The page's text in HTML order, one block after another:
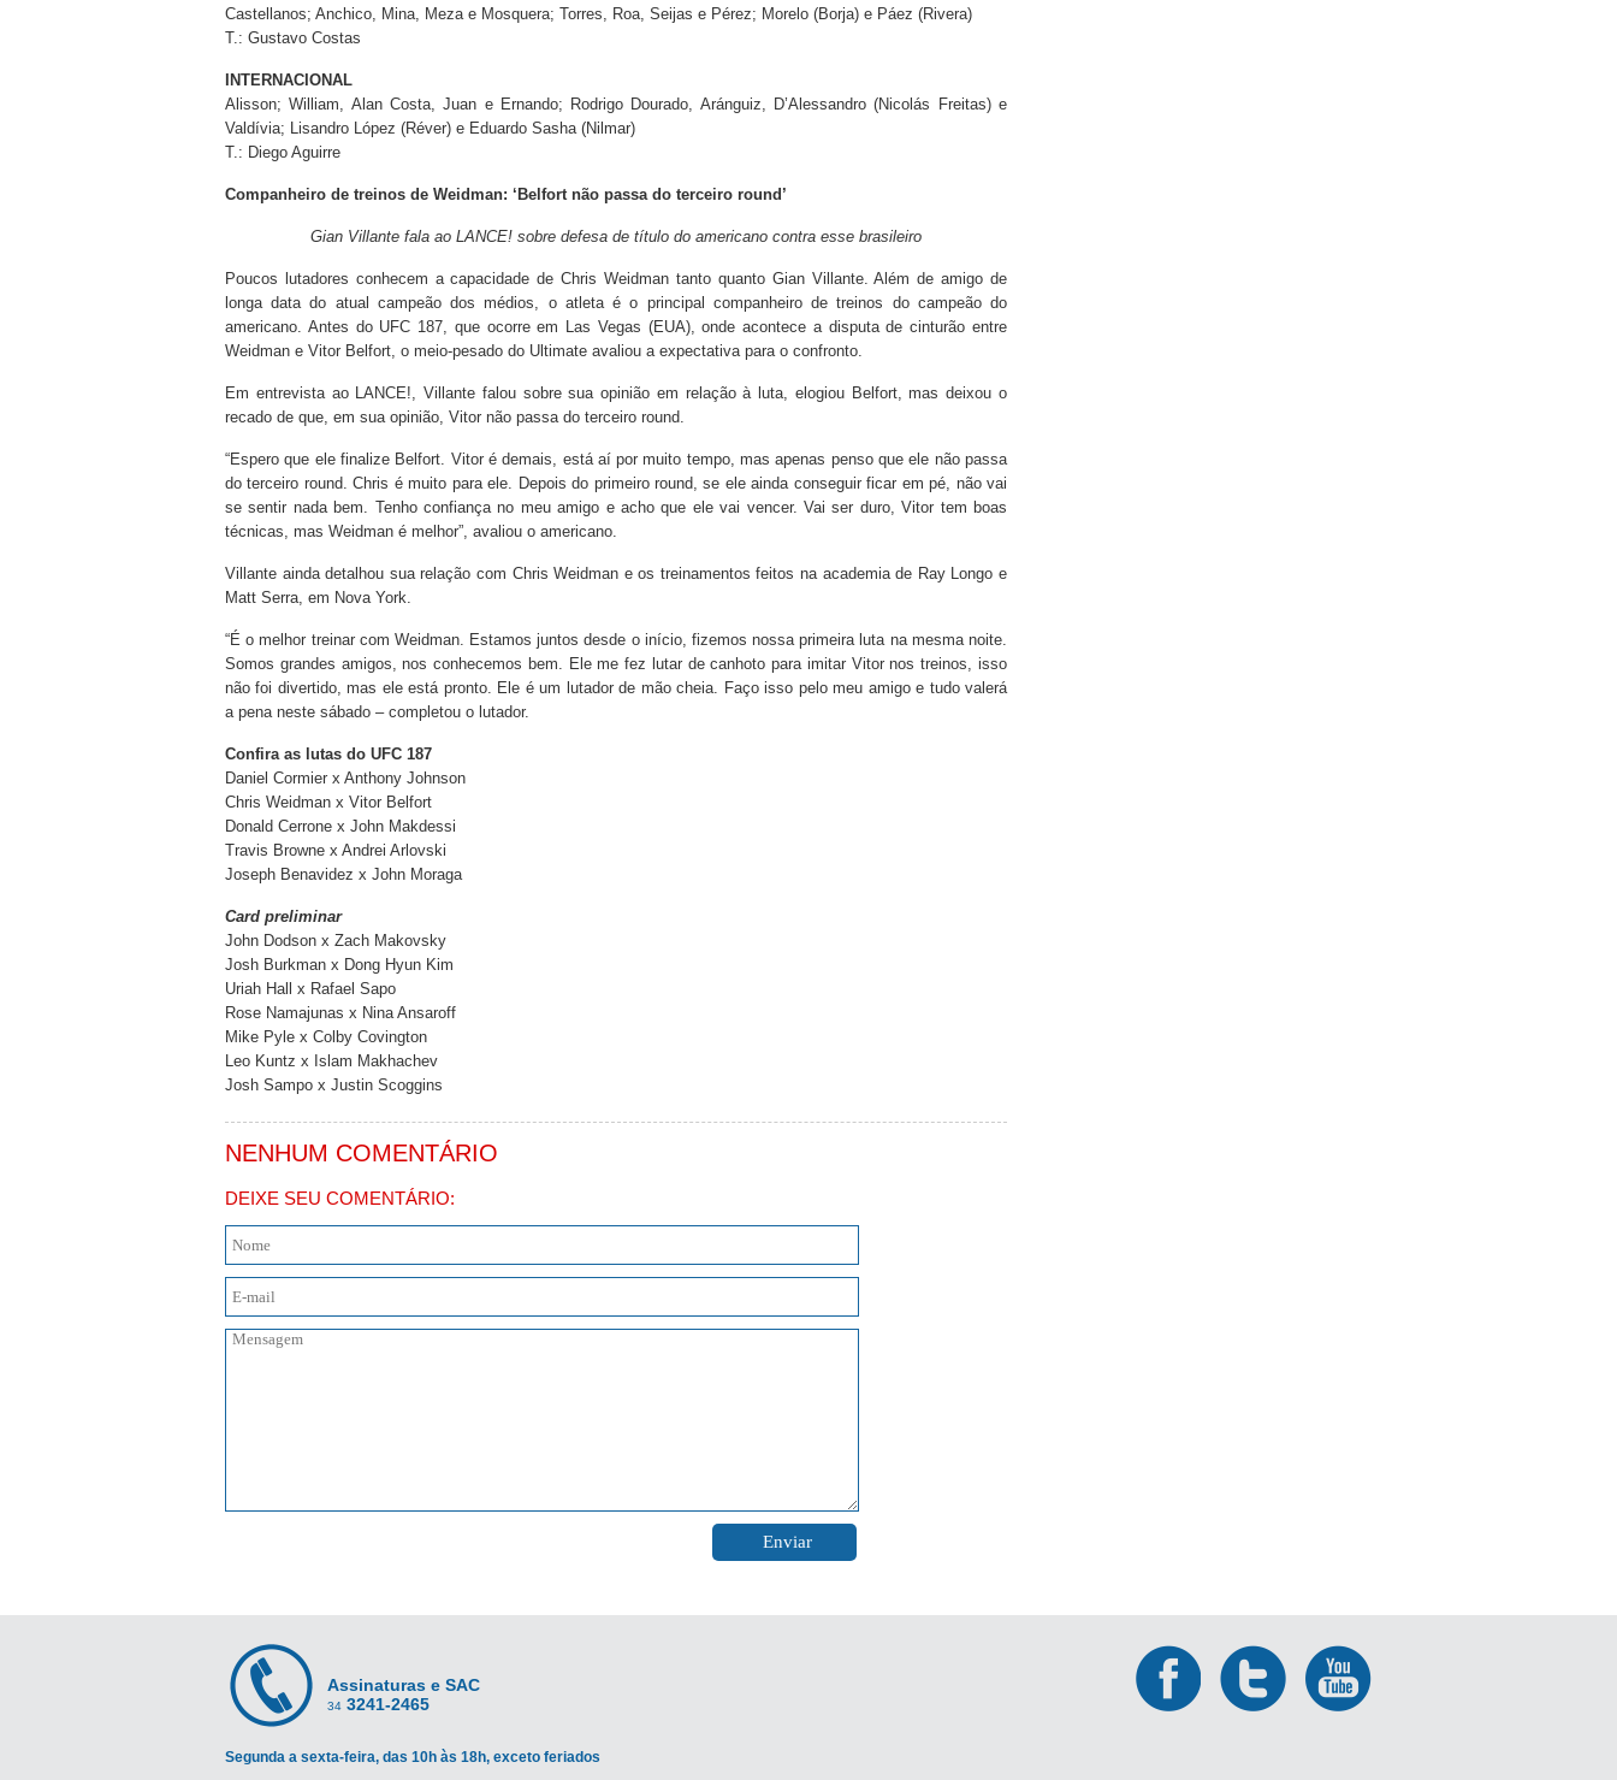
Castellanos; Anchico, Mina, Meza e Mosquera; Torres, Roa, Seijas e Pérez; Morelo (Borja) e Páez (Rivera)
T.: Gustavo Costas
INTERNACIONAL
Alisson; William, Alan Costa, Juan e Ernando; Rodrigo Dourado, Aránguiz, D’Alessandro (Nicolás Freitas) e
Valdívia; Lisandro López (Réver) e Eduardo Sasha (Nilmar)
T.: Diego Aguirre
Companheiro de treinos de Weidman: ‘Belfort não passa do terceiro round’
Gian Villante fala ao LANCE! sobre defesa de título do americano contra esse brasileiro
Poucos lutadores conhecem a capacidade de Chris Weidman tanto quanto Gian Villante. Além de amigo de
longa data do atual campeão dos médios, o atleta é o principal companheiro de treinos do campeão do
americano. Antes do UFC 187, que ocorre em Las Vegas (EUA), onde acontece a disputa de cinturão entre
Weidman e Vitor Belfort, o meio-pesado do Ultimate avaliou a expectativa para o confronto.
Em entrevista ao LANCE!, Villante falou sobre sua opinião em relação à luta, elogiou Belfort, mas deixou o
recado de que, em sua opinião, Vitor não passa do terceiro round.
“Espero que ele finalize Belfort. Vitor é demais, está aí por muito tempo, mas apenas penso que ele não passa
do terceiro round. Chris é muito para ele. Depois do primeiro round, se ele ainda conseguir ficar em pé, não vai
se sentir nada bem. Tenho confiança no meu amigo e acho que ele vai vencer. Vai ser duro, Vitor tem boas
técnicas, mas Weidman é melhor”, avaliou o americano.
Villante ainda detalhou sua relação com Chris Weidman e os treinamentos feitos na academia de Ray Longo e
Matt Serra, em Nova York.
“É o melhor treinar com Weidman. Estamos juntos desde o início, fizemos nossa primeira luta na mesma noite.
Somos grandes amigos, nos conhecemos bem. Ele me fez lutar de canhoto para imitar Vitor nos treinos, isso
não foi divertido, mas ele está pronto. Ele é um lutador de mão cheia. Faço isso pelo meu amigo e tudo valerá
a pena neste sábado – completou o lutador.
Confira as lutas do UFC 187
Daniel Cormier x Anthony Johnson
Chris Weidman x Vitor Belfort
Donald Cerrone x John Makdessi
Travis Browne x Andrei Arlovski
Joseph Benavidez x John Moraga
Card preliminar
John Dodson x Zach Makovsky
Josh Burkman x Dong Hyun Kim
Uriah Hall x Rafael Sapo
Rose Namajunas x Nina Ansaroff
Mike Pyle x Colby Covington
Leo Kuntz x Islam Makhachev
Josh Sampo x Justin Scoggins
NENHUM COMENTÁRIO
DEIXE SEU COMENTÁRIO:
Assinaturas e SAC
34 3241-2465
Segunda a sexta-feira, das 10h às 18h, exceto feriados